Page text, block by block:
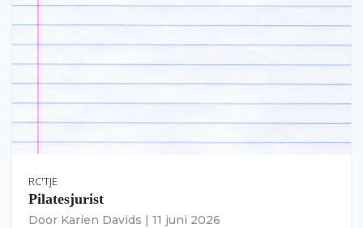
RC'TJE
Pilatesjurist
Door Karien Davids 11 juni 2026